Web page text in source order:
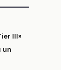
III»
un